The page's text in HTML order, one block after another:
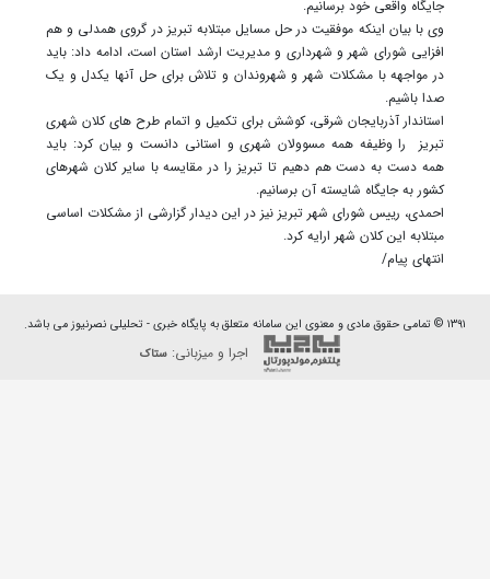
جایگاه واقعی خود برسانیم.
وی با بیان اینکه موفقیت در حل مسایل مبتلابه تبریز در گروی همدلی و هم
افزایی شورای شهر و شهرداری و مدیریت ارشد استان است، ادامه داد: باید
در مواجهه با مشکلات شهر و شهروندان و تلاش برای حل آنها یکدل و یک
صدا باشیم.
استاندار آذربایجان شرقی، کوشش برای تکمیل و اتمام طرح های کلان شهری
تبریز را وظیفه همه مسوولان شهری و استانی دانست و بیان کرد: باید
همه دست به دست هم دهیم تا تبریز را در مقایسه با سایر کلان شهرهای
کشور به جایگاه شایسته آن برسانیم.
احمدی، رییس شورای شهر تبریز نیز در این دیدار گزارشی از مشکلات اساسی
مبتلابه این کلان شهر ارایه کرد.
انتهای پیام/
۱۳۹۱ © تمامی حقوق مادی و معنوی این سامانه متعلق به پایگاه خبری - تحلیلی نصرنیوز می باشد.
اجرا و میزبانی:ستاک